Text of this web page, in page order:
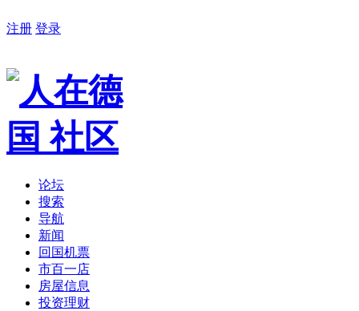
注册 登录
论坛
搜索
导航
新闻
回国机票
市百一店
房屋信息
投资理财